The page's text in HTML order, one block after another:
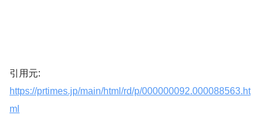
引用元:
https://prtimes.jp/main/html/rd/p/000000092.000088563.ht
ml